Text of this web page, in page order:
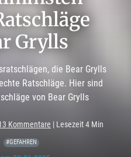
Grylls
die Bear Grylls
Ratschläge. Hier sind
von Bear Grylls
Kommentare | Lesezeit 4 Min
#GEFAHREN